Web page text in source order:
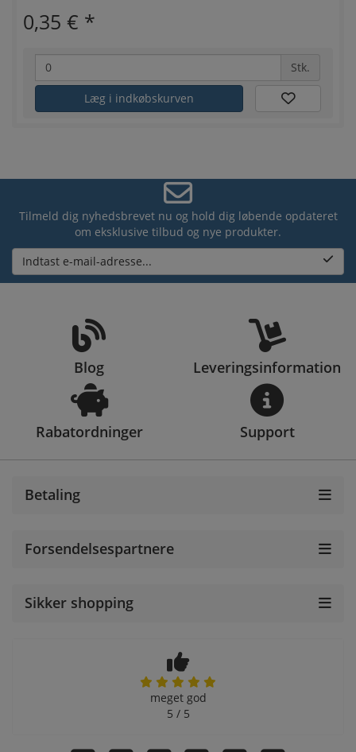
0,35 € *
Stk.
Læg i indkøbskurven
Tilmeld dig nyhedsbrevet nu og hold dig løbende opdateret
om eksklusive tilbud og nye produkter.
Indtast e-mail-adresse...
Blog Leveringsinformation
Rabatordninger Support
Betaling
Forsendelsespartnere
Sikker shopping
meget god
5 / 5